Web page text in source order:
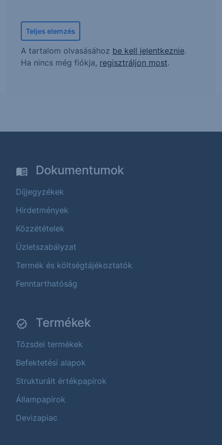
Teljes elemzés
A tartalom olvasásához be kell jelentkeznie.
Ha nincs még fiókja, regisztráljon most.
Dokumentumok
Díjjegyzékek
Hirdetmények
Közzétételek
Üzletszabályzat
Termék és költségtájékoztatók
Fenntarthatóság
Termékek
Tőzsdei termékek
Befektetési alapok
Strukturált értékpapírok
Állampapírok
Devizapiac